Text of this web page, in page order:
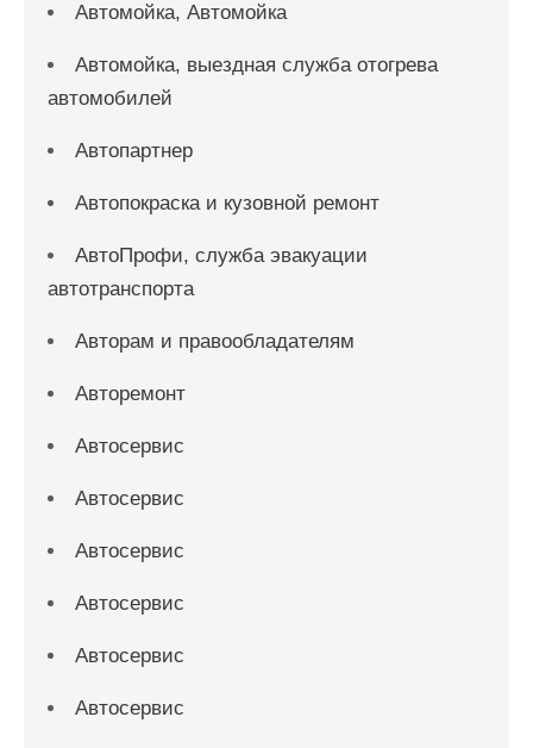
Автомойка, Автомойка
Автомойка, выездная служба отогрева
автомобилей
Автопартнер
Автопокраска и кузовной ремонт
АвтоПрофи, служба эвакуации
автотранспорта
Авторам и правообладателям
Авторемонт
Автосервис
Автосервис
Автосервис
Автосервис
Автосервис
Автосервис